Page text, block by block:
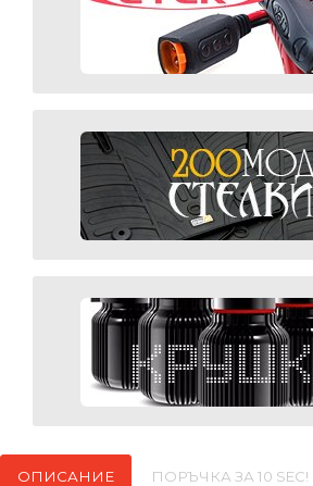
ОПИСАНИЕ ПОРЪЧКА ЗА 10 SEC!